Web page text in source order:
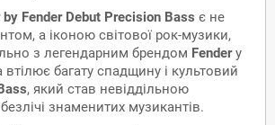
by Fender Debut Precision Bass є не
а іконою світової рок-музики,
з легендарним брендом Fenderу
втілює багату спадщину і культовий
, який став невіддільною
знаменитих музикантів.